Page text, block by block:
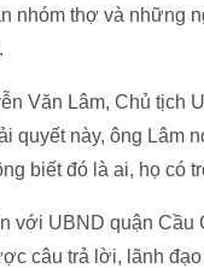
nhóm thợ và những
Văn Lâm, Chủ tịch
quyết này, ông Lâm
biết đó là ai, họ
với UBND quận
câu trả lời, lãnh